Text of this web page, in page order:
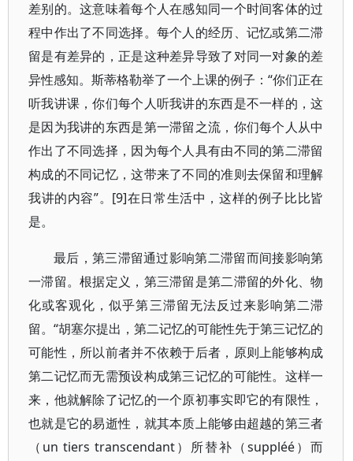
差别的。这意味着每个人在感知同一个时间客体的过
程中作出了不同选择。每个人的经历、记忆或第二滞
留是有差异的，正是这种差异导致了对同一对象的差
异性感知。斯蒂格勒举了一个上课的例子：“你们正在
听我讲课，你们每个人听我讲的东西是不一样的，这
是因为我讲的东西是第一滞留之流，你们每个人从中
作出了不同选择，因为每个人具有由不同的第二滞留
构成的不同记忆，这带来了不同的准则去保留和理解
我讲的内容”。[9]在日常生活中，这样的例子比比皆
是。
最后，第三滞留通过影响第二滞留而间接影响第
一滞留。根据定义，第三滞留是第二滞留的外化、物
化或客观化，似乎第三滞留无法反过来影响第二滞
留。“胡塞尔提出，第二记忆的可能性先于第三记忆的
可能性，所以前者并不依赖于后者，原则上能够构成
第二记忆而无需预设构成第三记忆的可能性。这样一
来，他就解除了记忆的一个原初事实即它的有限性，
也就是它的易逝性，就其本质上能够由超越的第三者
（un tiers transcendant）所替补（suppléé）而